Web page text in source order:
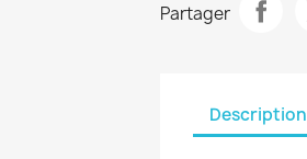
Partager
Description